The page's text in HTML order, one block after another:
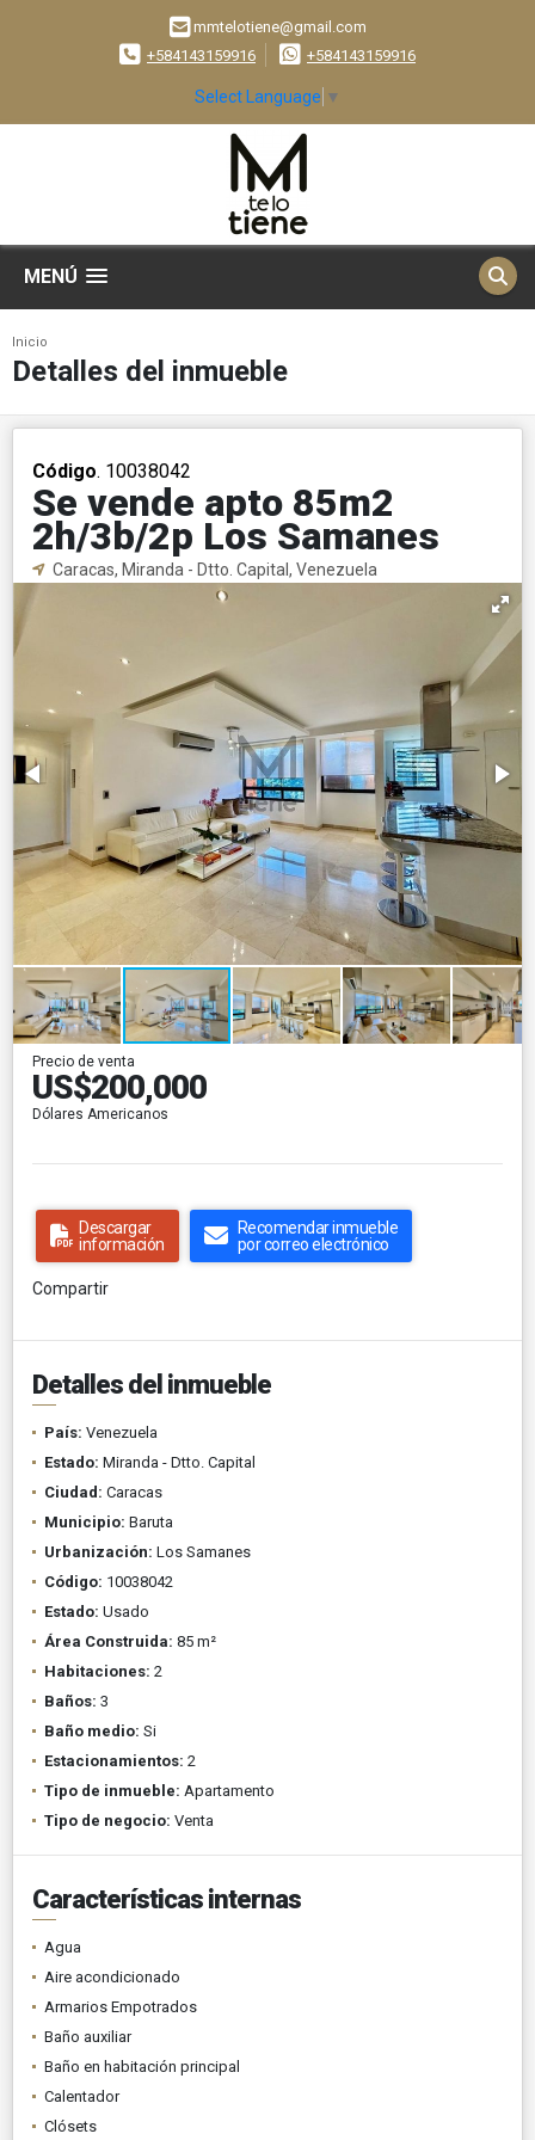
mmtelotiene@gmail.com
+584143159916
+584143159916
Select Language ▼
MENÚ
Inicio
Detalles del inmueble
Código. 10038042
Se vende apto 85m2
2h/3b/2p Los Samanes
Caracas, Miranda - Dtto. Capital, Venezuela
Precio de venta
US$200,000
Dólares Americanos
Descargar
información
Recomendar inmueble
por correo electrónico
Compartir
Detalles del inmueble
País: Venezuela
Estado: Miranda - Dtto. Capital
Ciudad: Caracas
Municipio: Baruta
Urbanización: Los Samanes
Código: 10038042
Estado: Usado
Área Construida: 85 m²
Habitaciones: 2
Baños: 3
Baño medio: Si
Estacionamientos: 2
Tipo de inmueble: Apartamento
Tipo de negocio: Venta
Características internas
Agua
Aire acondicionado
Armarios Empotrados
Baño auxiliar
Baño en habitación principal
Calentador
Clósets